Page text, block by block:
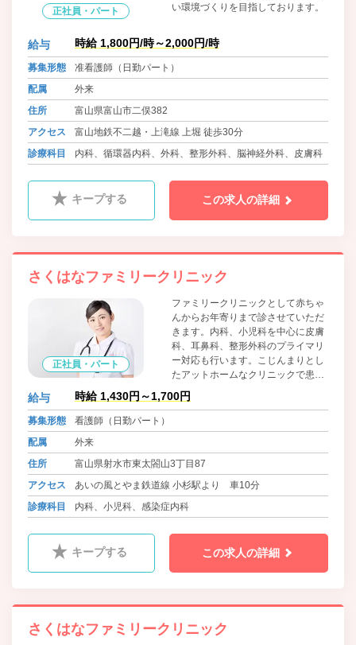
正社員・パート
い環境づくりを目指しております。
給与 時給 1,800円/時～2,000円/時
募集形態
准看護師（日勤パート）
配属
外来
住所
富山県富山市二俣382
アクセス
富山地鉄不二越・上滝線 上堀 徒歩30分
診療科目
内科、循環器内科、外科、整形外科、脳神経外科、皮膚科
キープする この求人の詳細
さくはなファミリークリニック
正社員・パート
ファミリークリニックとして赤ちゃ
んからお年寄りまで診させていただ
きます。内科、小児科を中心に皮膚
科、耳鼻科、整形外科のプライマリ
ー対応も行います。こじんまりとし
たアットホームなクリニックで患者
さんとの対話を大切にして寄り添う
診療を心がけております。
給与 時給 1,430円～1,700円
募集形態
看護師（日勤パート）
配属
外来
住所
富山県射水市東太閤山3丁目87
アクセス
あいの風とやま鉄道線 小杉駅より 車10分
診療科目
内科、小児科、感染症内科
キープする この求人の詳細
さくはなファミリークリニック